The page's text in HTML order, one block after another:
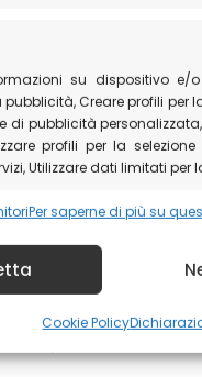
su dispositivo
pubblicità, Creare profili per
di pubblicità
profili per la
Utilizzare dati limitati per
dati provenienti
Identificare i
sicurezza, prevenire
Per saperne di più su
Cookie Policy
e
di pecora,
che regala
Neraè la scelta
di
di casa: la